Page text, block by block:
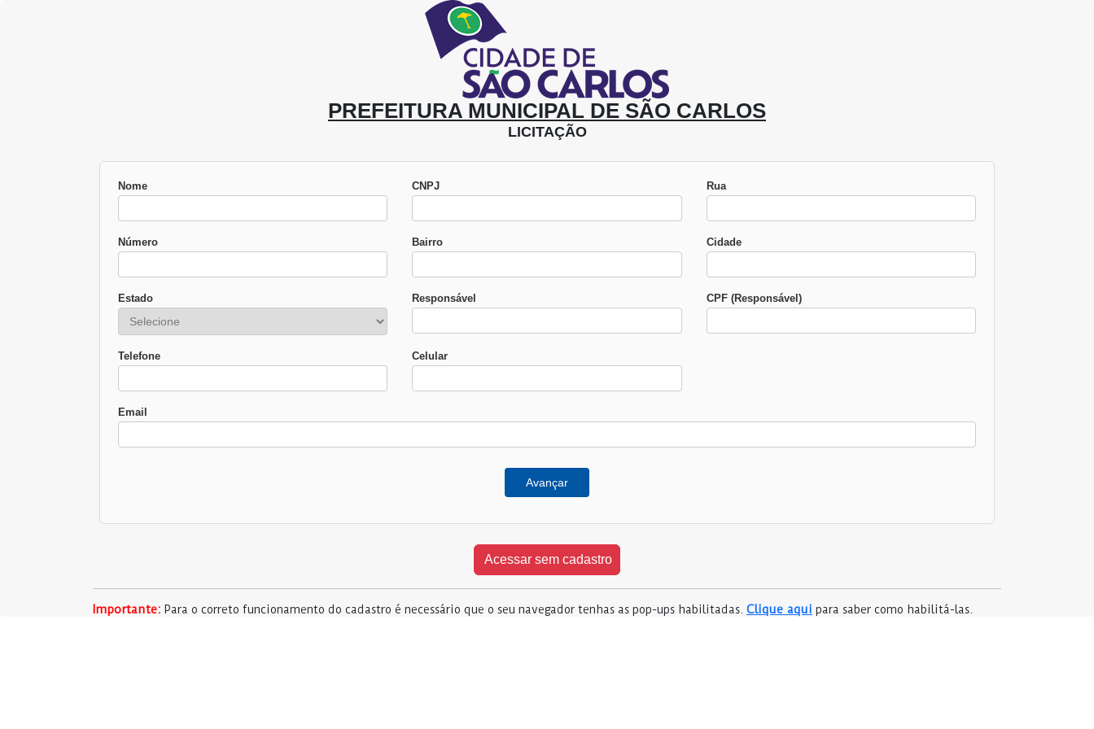
PREFEITURA MUNICIPAL DE SÃO CARLOS
LICITAÇÃO
Nome CNPJ Rua
Número Bairro Cidade
Estado Responsável CPF (Responsável)
Telefone Celular
Email
Avançar
Importante: Para o correto funcionamento do cadastro é necessário que o seu navegador tenhas as pop-ups habilitadas. Clique aqui para saber como habilitá-las.